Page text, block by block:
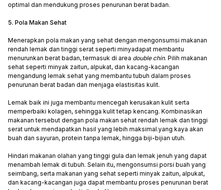
optimal dan mendukung proses penurunan berat badan.
5. Pola Makan Sehat
Menerapkan pola makan yang sehat dengan mengonsumsi makanan
rendah lemak dan tinggi serat seperti minyadapat membantu
menurunkan berat badan, termasuk di area double chin. Pilih makanan
sehat seperti minyak zaitun, alpukat, dan kacang-kacangan
mengandung lemak sehat yang membantu tubuh dalam proses
penurunan berat badan dan menjaga elastisitas kulit.
Lemak baik ini juga membantu mencegah kerusakan kulit serta
memperbaiki kolagen, sehingga kulit tetap kencang. Kombinasikan
makanan tersebut dengan pola makan sehat rendah lemak dan tinggi
serat untuk mendapatkan hasil yang lebih maksimal.yang kaya akan
buah dan sayuran, protein tanpa lemak, hingga biji-bijian utuh.
Hindari makanan olahan yang tinggi gula dan lemak jenuh yang dapat
menambah lemak di tubuh. Selain itu, mengonsumsi porsi buah yang
seimbang, serta makanan yang sehat seperti minyak zaitun, alpukat,
dan kacang-kacangan juga dapat membantu proses penurunan berat